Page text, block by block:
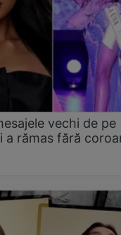
vechi de pe
a rămas fără